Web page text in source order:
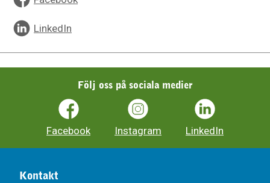
LinkedIn
Följ oss på sociala medier
Facebook Instagram LinkedIn
Kontakt